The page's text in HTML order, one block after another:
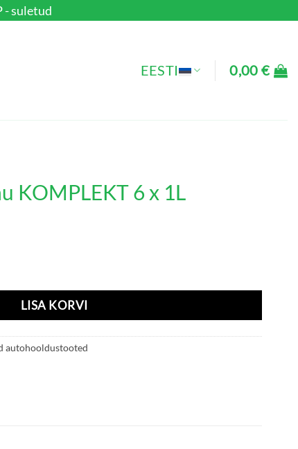
- suletud
EESTI 0,00€
KOMPLEKT 6 x 1L
1L kogus
LISA KORVI
autohooldustooted